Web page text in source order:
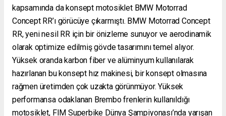
kapsamında da konsept motosiklet BMW Motorrad
Concept RR’ı görücüye çıkarmıştı. BMW Motorrad Concept
RR, yeni nesil RR için bir önizleme sunuyor ve aerodinamik
olarak optimize edilmiş gövde tasarımını temel alıyor.
Yüksek oranda karbon fiber ve alüminyum kullanılarak
hazırlanan bu konsept hız makinesi, bir konsept olmasına
rağmen üretimden çok uzakta görünmüyor. Yüksek
performansa odaklanan Brembo frenlerin kullanıldığı
motosiklet, FIM Superbike Dünya Şampiyonası’nda yarışan